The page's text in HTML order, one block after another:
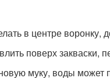
в центре воронку,
поверх
муку, воды может